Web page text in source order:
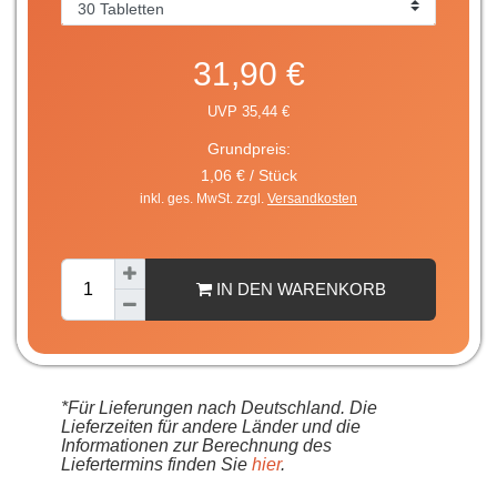
31,90 €
UVP 35,44 €
Grundpreis:
1,06 € / Stück
inkl. ges. MwSt. zzgl. Versandkosten
IN DEN WARENKORB
*Für Lieferungen nach Deutschland. Die
Lieferzeiten für andere Länder und die
Informationen zur Berechnung des
Liefertermins finden Sie hier.